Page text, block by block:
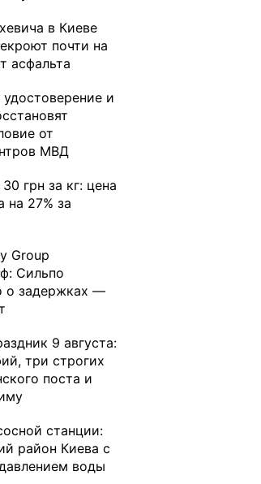
в Киеве
почти на
асфальта
и
от
МВД
грн за кг: цена
на 27% за
Group
Сильпо
о задержках —
9 августа:
три строгих
поста и
станции:
район Киева с
воды